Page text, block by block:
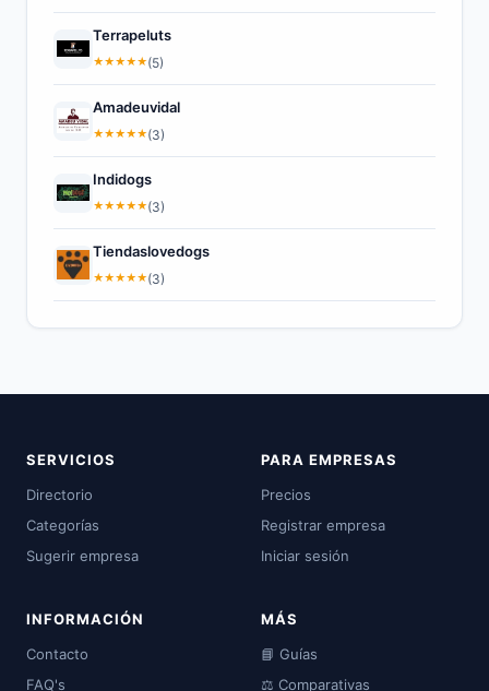
Terrapeluts
★★★★★(5)
Amadeuvidal
★★★★★(3)
Indidogs
★★★★★(3)
Tiendaslovedogs
★★★★★(3)
SERVICIOS
Directorio
Categorías
Sugerir empresa
PARA EMPRESAS
Precios
Registrar empresa
Iniciar sesión
INFORMACIÓN
Contacto
FAQ's
MÁS
📘 Guías
⚖️ Comparativas